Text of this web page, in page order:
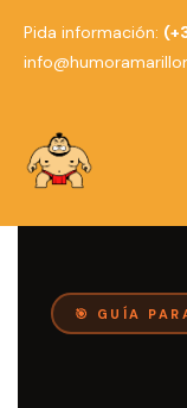
Pida información:
🎯 GUÍA